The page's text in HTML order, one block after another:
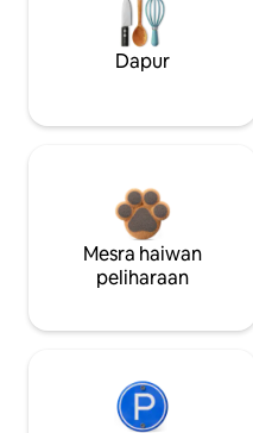
Dapur
Mesra haiwan
peliharaan